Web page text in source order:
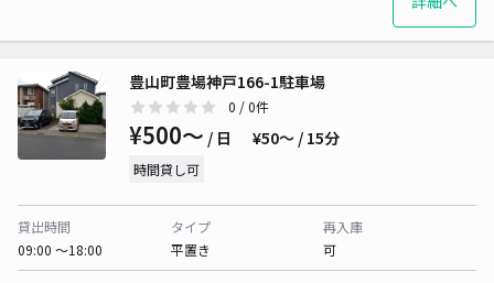
豊山町豊場神戸166-1駐車場
0 / 0件
¥500〜 / 日 ¥50〜 / 15分
時間貸し可
貸出時間
09:00 〜18:00
タイプ
平置き
再入庫
可